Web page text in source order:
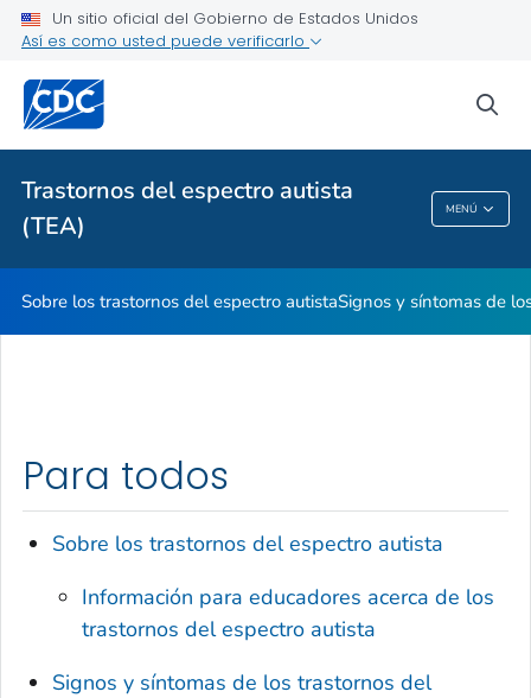
Un sitio oficial del Gobierno de Estados Unidos
Así es como usted puede verificarlo
Trastornos del espectro autista
(TEA)
MENÚ
espectro autista
VER TODO
Trastornos Del Espectro Autista (TEA)
Sobre los trastornos del espectro autistaSignos y síntomas de
Para todos
Sobre los trastornos del espectro autista
Información para educadores acerca de los
trastornos del espectro autista
Signos y síntomas de los trastornos del